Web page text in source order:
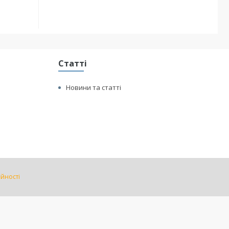
Статті
Новини та статті